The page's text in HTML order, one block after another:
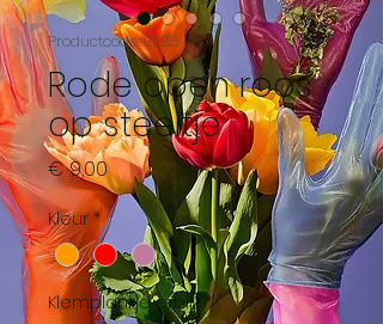
Productcode: 9086
Rode open roos
op steeltje
€ 9,00Prijs
Kleur *
Klemplankje erbij? *